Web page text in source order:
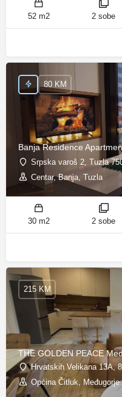
52 m2 2 sobe
Banja Residence
Srpska varoš 2, Tuzla
Centar, Banja, Tuzla
80 KM
30 m2 2 sobe
THE GOLDEN PEACE
Hrvatskih Velikana 13A,
Općina Čitluk, Međugorje
215 KM